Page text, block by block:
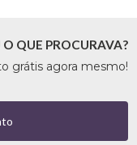
QUE PROCURAVA?
grátis agora mesmo!